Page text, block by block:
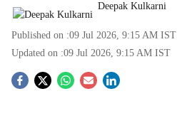
Deepak Kulkarni
Published on :09 Jul 2026, 9:15 AM IST
Updated on :09 Jul 2026, 9:15 AM IST
S